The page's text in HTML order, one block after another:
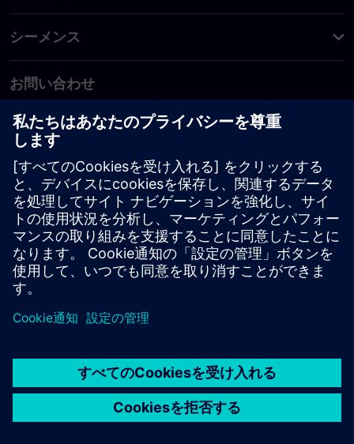
シーメンス
お問い合わせ
PLM製品のお問い合わせ
EDA製品のお問い合わせ
世界各地の事業拠点
サポート・センター
ご意見・ご要望
違法コピーの連絡先
© Siemens2026
タル・ミレニアム著作権法 (DMCA)
内部通報